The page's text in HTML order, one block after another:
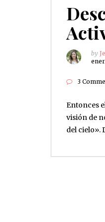
by
3
Entonces
visión de
del cielo».